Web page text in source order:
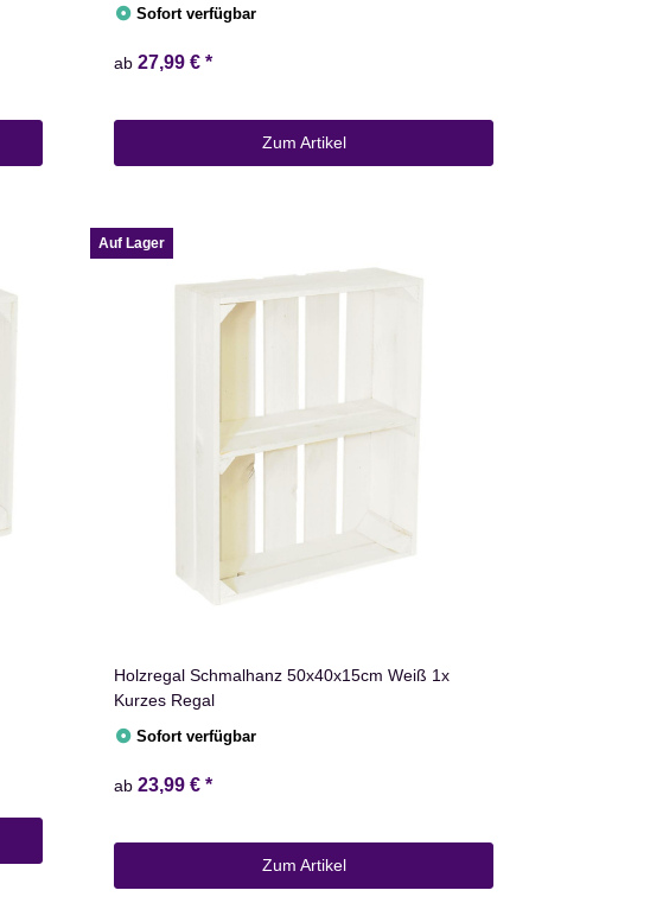
Sofort verfügbar
ab 27,99 € *
Zum Artikel
Auf Lager
Holzregal Schmalhanz 50x40x15cm Weiß 1x
Kurzes Regal
Sofort verfügbar
ab 23,99 € *
Zum Artikel